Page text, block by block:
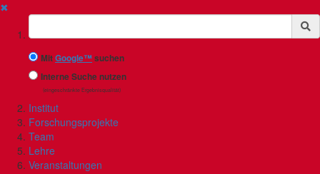
✖
Suchbegriff
MitGoogle™suchen
Interne Suche nutzen
(eingeschränkte Ergebnisqualität)
Institut
Forschungsprojekte
Team
Lehre
Veranstaltungen